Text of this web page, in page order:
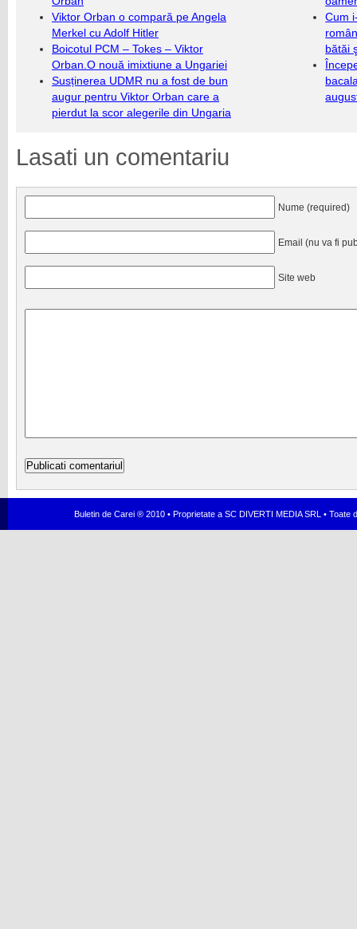
Viktor Orban o compară pe Angela
Merkel cu Adolf Hitler
Boicotul PCM – Tokes – Viktor
Orban.O nouă imixtiune a Ungariei
Susținerea UDMR nu a fost de bun
augur pentru Viktor Orban care a
pierdut la scor alegerile din Ungaria
Cum
bătăi
Lasati un comentariu
Nume (required)
Email (nu va fi
Site web
Buletin de Carei ® 2010 • Proprietate a SC DIVERTI MEDIA SRL •